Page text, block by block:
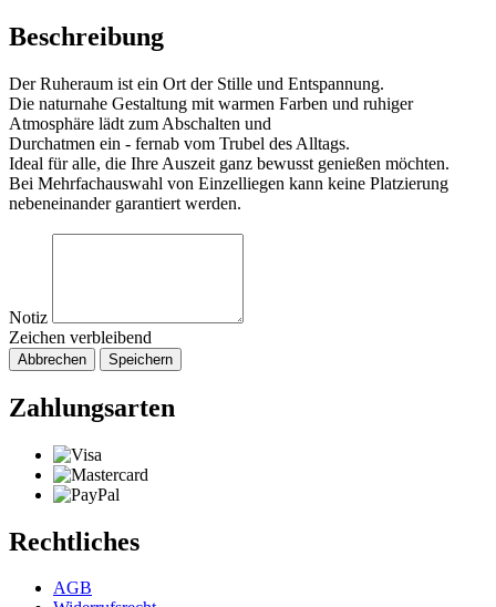
Beschreibung
Der Ruheraum ist ein Ort der Stille und Entspannung.
Die naturnahe Gestaltung mit warmen Farben und ruhiger
Atmosphäre lädt zum Abschalten und
Durchatmen ein - fernab vom Trubel des Alltags.
Ideal für alle, die Ihre Auszeit ganz bewusst genießen möchten.
Bei Mehrfachauswahl von Einzelliegen kann keine Platzierung
nebeneinander garantiert werden.
Notiz
Zeichen verbleibend
Abbrechen Speichern
Zahlungsarten
Rechtliches
AGB